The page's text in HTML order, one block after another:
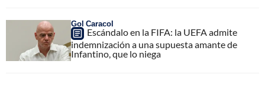
Gol Caracol
Escándalo en la FIFA: la UEFA admite
indemnización a una supuesta amante de
Infantino, que lo niega